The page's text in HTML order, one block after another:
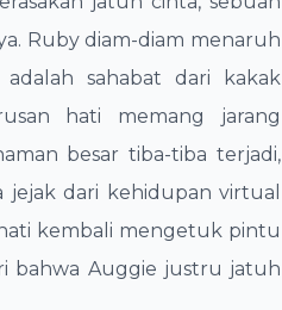
Ruby diam-diam menaruh
sahabat dari kakak
hati memang jarang
besar tiba-tiba terjadi,
dari kehidupan virtual
kembali mengetuk pintu
bahwa Auggie justru jatuh